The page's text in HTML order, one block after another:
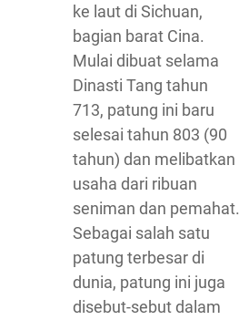
ke laut di Sichuan,
bagian barat Cina.
Mulai dibuat selama
Dinasti Tang tahun
713, patung ini baru
selesai tahun 803 (90
tahun) dan melibatkan
usaha dari ribuan
seniman dan pemahat.
Sebagai salah satu
patung terbesar di
dunia, patung ini juga
disebut-sebut dalam